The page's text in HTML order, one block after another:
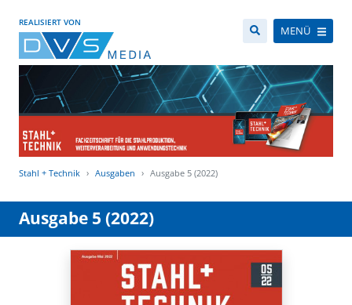
REALISIERT VON
MENÜ
Stahl + Technik Ausgaben Ausgabe 5 (2022)
Ausgabe 5 (2022)